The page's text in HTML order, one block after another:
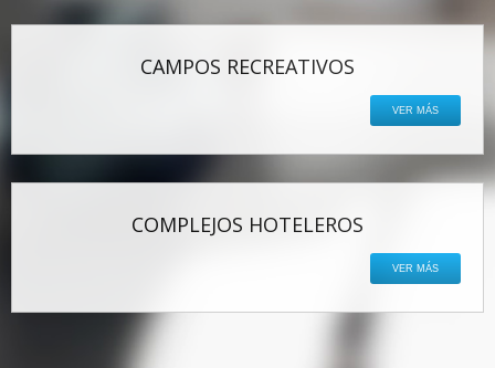
CAMPOS RECREATIVOS
VER MÁS
COMPLEJOS HOTELEROS
VER MÁS